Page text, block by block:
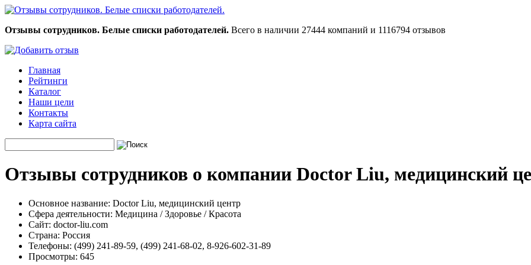
Отзывы сотрудников. Белые списки работодателей. Всего в наличии 27444 компаний и 1116794 отзывов
Главная
Рейтинги
Каталог
Наши цели
Контакты
Карта сайта
Отзывы сотрудников о компании Doctor Liu, медицинский
Основное название: Doctor Liu, медицинский центр
Сфера деятельности: Медицина / Здоровье / Красота
Сайт: doctor-liu.com
Страна: Россия
Телефоны: (499) 241-89-59, (499) 241-68-02, 8-926-602-31-89
Просмотры: 645